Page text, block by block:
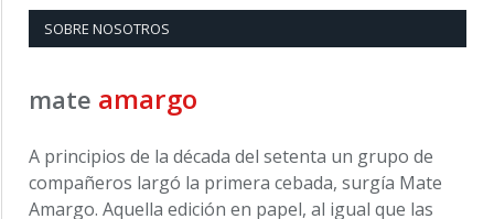
SOBRE NOSOTROS
mate amargo
A principios de la década del setenta un grupo de
compañeros largó la primera cebada, surgía Mate
Amargo. Aquella edición en papel, al igual que las